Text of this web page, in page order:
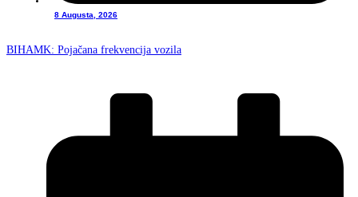
8 Augusta, 2026
BIHAMK: Pojačana frekvencija vozila